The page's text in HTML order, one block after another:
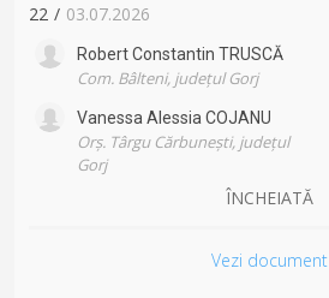
22 / 03.07.2026
Robert Constantin TRUSCĂ
Com. Bâlteni, județul Gorj
Vanessa Alessia COJANU
Orș. Târgu Cărbunești, județul
Gorj
ÎNCHEIATĂ
Vezi document